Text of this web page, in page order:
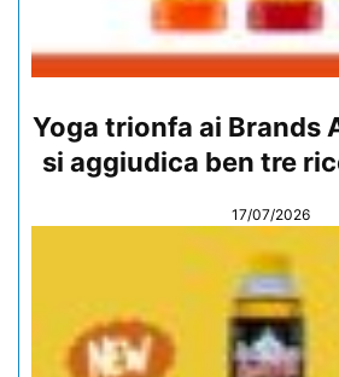
Yoga trionfa ai Brands
si aggiudica ben tre
17/07/2026